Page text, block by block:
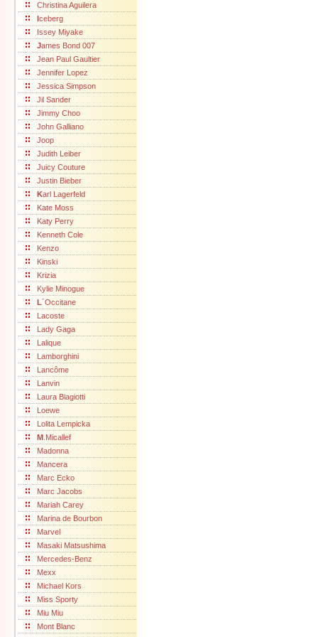
Christina Aguilera
Iceberg
Issey Miyake
James Bond 007
Jean Paul Gaultier
Jennifer Lopez
Jessica Simpson
Jil Sander
Jimmy Choo
John Galliano
Joop
Judith Leiber
Juicy Couture
Justin Bieber
Karl Lagerfeld
Kate Moss
Katy Perry
Kenneth Cole
Kenzo
Kinski
Krizia
Kylie Minogue
L´Occitane
Lacoste
Lady Gaga
Lalique
Lamborghini
Lancôme
Lanvin
Laura Biagiotti
Loewe
Lolita Lempicka
M .Micallef
Madonna
Mancera
Marc Ecko
Marc Jacobs
Mariah Carey
Marina de Bourbon
Marvel
Masaki Matsushima
Mercedes-Benz
Mexx
Michael Kors
Miss Sporty
Miu Miu
Mont Blanc